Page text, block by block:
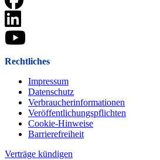
Rechtliches
Impressum
Datenschutz
Verbraucherinformationen
Veröffentlichungspflichten
Cookie-Hinweise
Barrierefreiheit
Verträge kündigen